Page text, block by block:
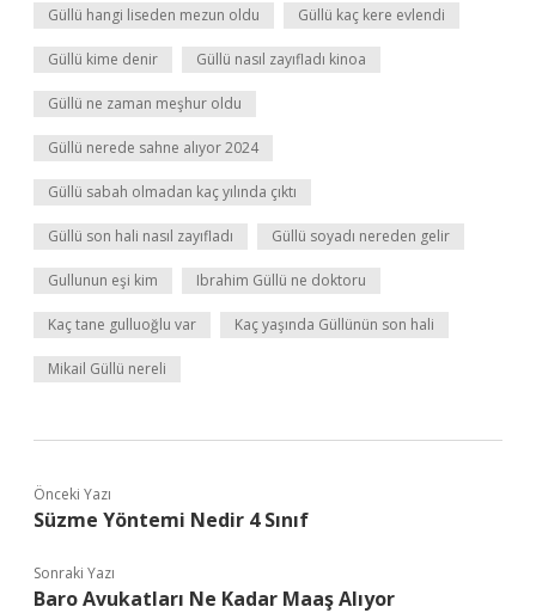
Güllü hangi liseden mezun oldu Güllü kaç kere evlendi
Güllü kime denir Güllü nasıl zayıfladı kinoa
Güllü ne zaman meşhur oldu
Güllü nerede sahne alıyor 2024
Güllü sabah olmadan kaç yılında çıktı
Güllü son hali nasıl zayıfladı Güllü soyadı nereden gelir
Gullunun eşi kim Ibrahim Güllü ne doktoru
Kaç tane gulluoğlu var Kaç yaşında Güllünün son hali
Mikail Güllü nereli
Önceki Yazı
Süzme Yöntemi Nedir 4 Sınıf
Sonraki Yazı
Baro Avukatları Ne Kadar Maaş Alıyor